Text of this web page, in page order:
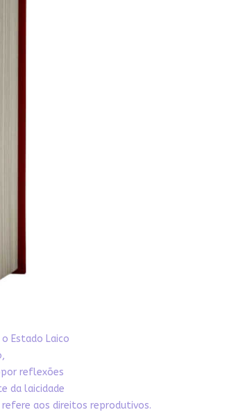
Estado Laico
reflexões
da laicidade
aos direitos reprodutivos.